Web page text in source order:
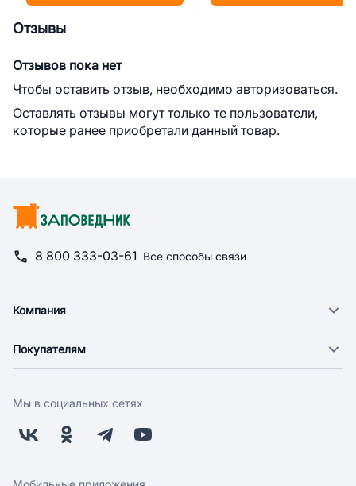
Отзывы
Отзывов пока нет
Чтобы оставить отзыв, необходимо авторизоваться.
Оставлять отзывы могут только те пользователи,
которые ранее приобретали данный товар.
8 800 333-03-61 Все способы связи
Компания
Новости
Поставщикам
Заводчикам
Обратная связь
Покупателям
Оплата
Бонусная программа
Скидки и акции
Мы в социальных сетях